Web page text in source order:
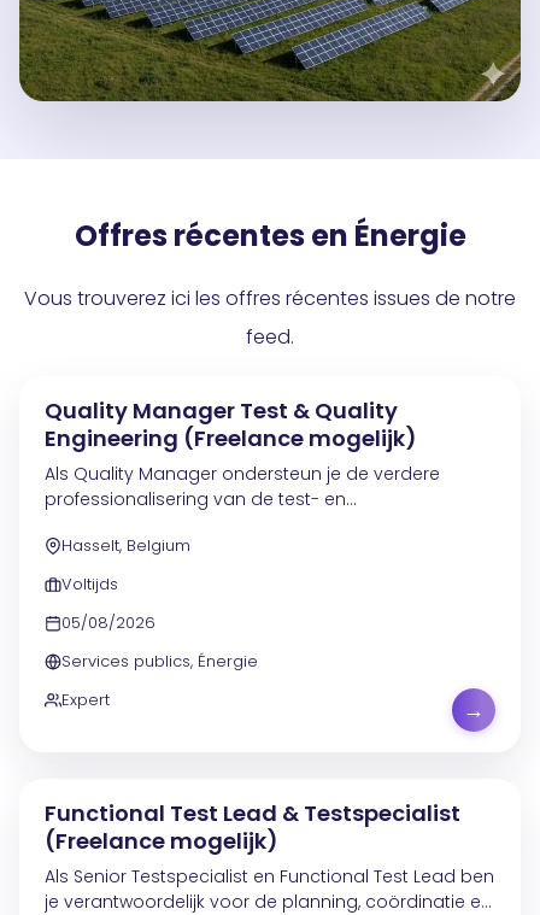
Offres récentes en Énergie
Vous trouverez ici les offres récentes issues de notre
feed.
Quality Manager Test & Quality
Engineering (Freelance mogelijk)
Als Quality Manager ondersteun je de verdere
professionalisering van de test- en
detecteert verbetermogelijkheden en ontwikkelt een
pragmatische...
Hasselt, Belgium
Voltijds
05/08/2026
Services publics, Énergie
Expert
→
Functional Test Lead & Testspecialist
(Freelance mogelijk)
Als Senior Testspecialist en Functional Test Lead ben
je verantwoordelijk voor de planning, coördinatie en